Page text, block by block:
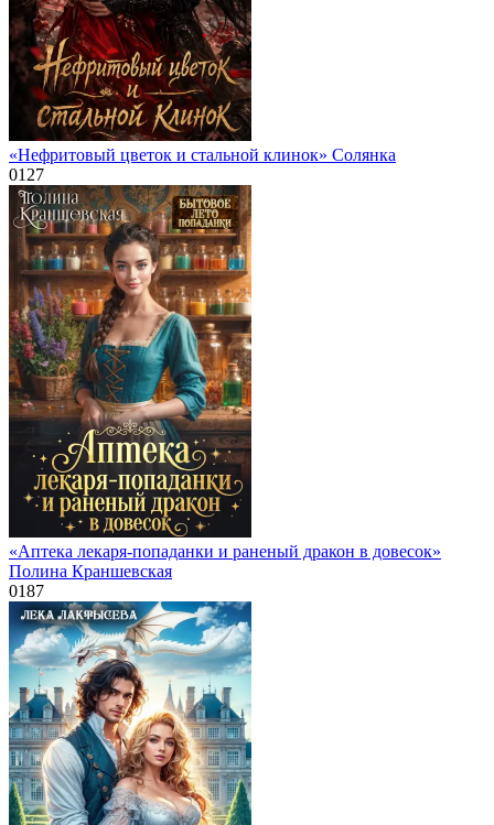
«Нефритовый цветок и стальной клинок» Солянка
0127
«Аптека лекаря-попаданки и раненый дракон в довесок»
Полина Краншевская
0187